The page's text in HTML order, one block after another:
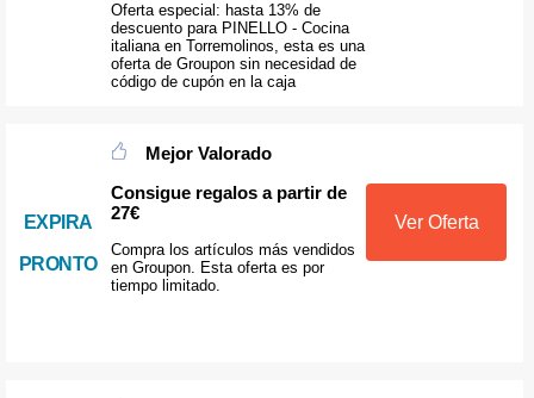
Oferta especial: hasta 13% de
descuento para PINELLO - Cocina
italiana en Torremolinos, esta es una
oferta de Groupon sin necesidad de
código de cupón en la caja
EXPIRA
PRONTO
Mejor Valorado
Consigue regalos a partir de
27€
Compra los artículos más vendidos
en Groupon. Esta oferta es por
tiempo limitado.
Ver Oferta